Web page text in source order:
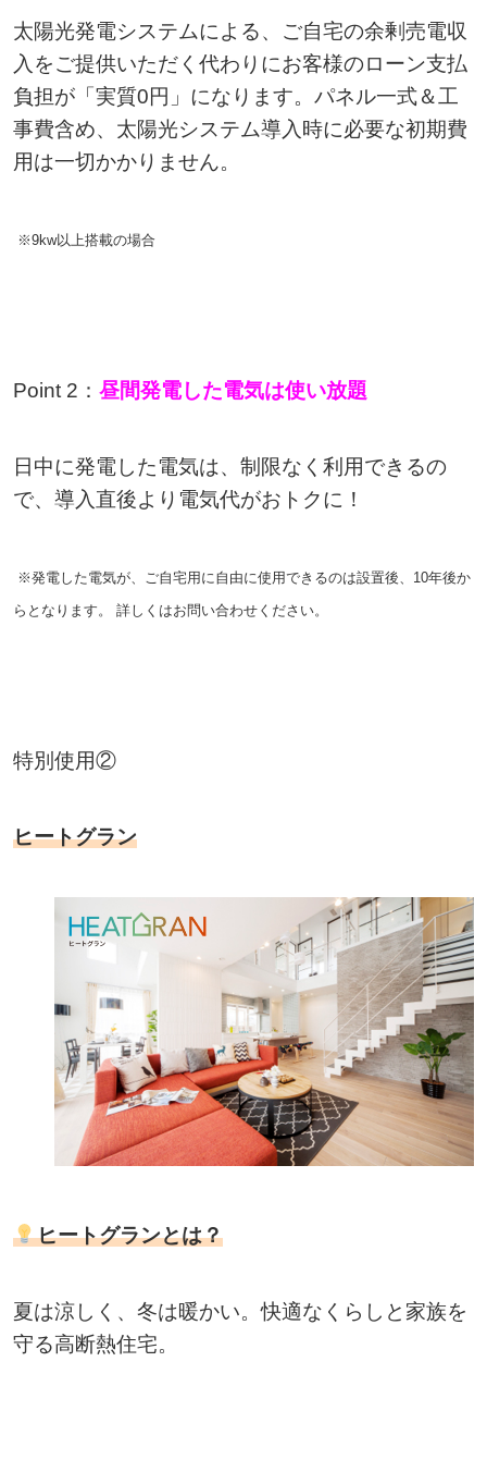
太陽光発電システムによる、ご自宅の余剰売電収
入をご提供いただく代わりにお客様のローン支払
負担が「実質0円」になります。パネル一式＆工
事費含め、太陽光システム導入時に必要な初期費
用は一切かかりません。
※9kw以上搭載の場合
Point 2： 昼間発電した電気は使い放題
日中に発電した電気は、制限なく利用できるの
で、導入直後より電気代がおトクに！
※発電した電気が、ご自宅用に自由に使用できるのは設置後、10年後か
らとなります。
詳しくはお問い合わせください。
特別使用②
ヒートグラン
ヒートグランとは？
夏は涼しく、冬は暖かい。快適なくらしと家族を
守る高断熱住宅。